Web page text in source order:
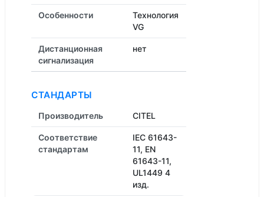
Особенности
Технология
VG
Дистанционная
cигнализация
нет
СТАНДАРТЫ
Производитель CITEL
Соответствие
стандартам
IEC 61643-
11, EN
61643-11,
UL1449 4
изд.